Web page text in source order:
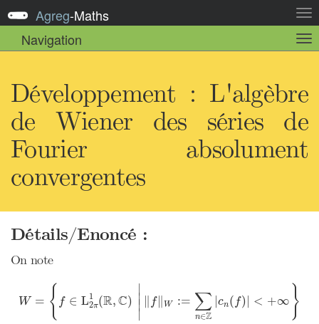
la
Agreg-Maths
Navigation
la
Développement : L'algèbre
de Wiener des séries de
Fourier absolument
convergentes
Détails/Enoncé :
On note
W = { f ∈ L1
2π(R, C)
∣
∣ ∣
∣
f ∥W := ∑
n∈Z
|cn( f) < +∞ }
{ |